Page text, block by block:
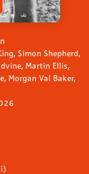
Simon Shepherd,
Martin Ellis,
Morgan Val Baker,